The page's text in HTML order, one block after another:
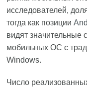
исследователей,
тогда как позиции
видят значительные
мобильных ОС с
Windows.
Число